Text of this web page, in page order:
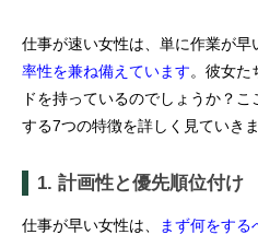
仕事が速い女性は、単に作業が早
率性を兼ね備えています。彼女た
ドを持っているのでしょうか？
する7つの特徴を詳しく見ていきま
1. 計画性と優先順位付け
仕事が早い女性は、 まず何をする